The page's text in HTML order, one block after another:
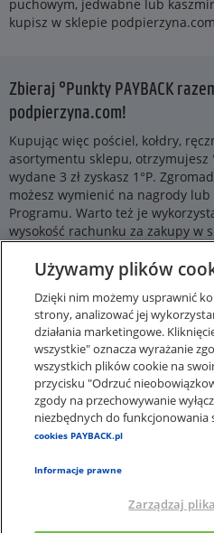
puchowym, jedwabne lub
kupisz w sklepie
Zbieraj °Punkty PAYBACK
podpierzyna.com!
Kupując więc pościel, kołdry,
asortymentu sklepu, otrzymujesz
wydane 3 zł zyskasz 1°P.
możesz wymienić na nagrody
Programu. Warto też je
wysokość rachunku za zakupy w
Programie, zarejestruj się już
Zanim jednak zrobisz zakupy na
sprawdź w aplikacji lub na stronie
kupony do tego partnera. Dzięki
°Punkty. Aktywuj je, a następnie
zrób zakupy, a twoje saldo
Używamy plików
Dzięki nim możemy usprawnić
strony, analizować jej
działania marketingowe.
wszystkie" oznacza wyrażanie
wszystkich plików cookie na
przycisku "Odrzuć
zgody na przechowywanie
niezbędnych do
cookies PAYBACK.pl
Informacje prawne
Zarządzaj